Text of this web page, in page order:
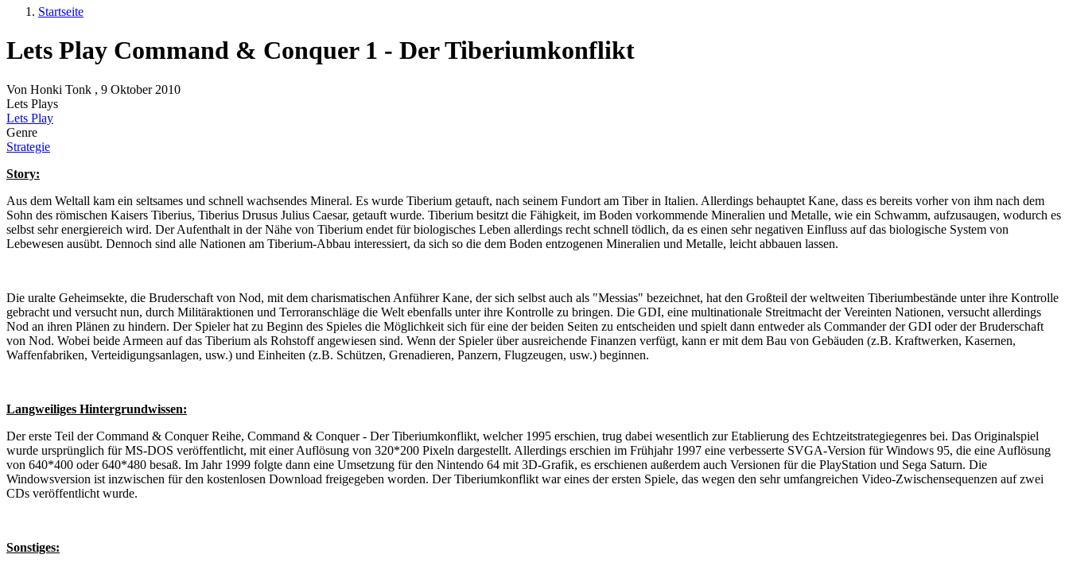
Startseite
Lets Play Command & Conquer 1 - Der Tiberiumkonflikt
Von Honki Tonk , 9 Oktober 2010
Lets Plays
Lets Play
Genre
Strategie
Story:
Aus dem Weltall kam ein seltsames und schnell wachsendes Mineral. Es wurde Tiberium getauft, nach seinem Fundort am Tiber in Italien. Allerdings behauptet Kane, dass es bereits vorher von ihm nach dem
Sohn des römischen Kaisers Tiberius, Tiberius Drusus Julius Caesar, getauft wurde. Tiberium besitzt die Fähigkeit, im Boden vorkommende Mineralien und Metalle, wie ein Schwamm, aufzusaugen, wodurch es
selbst sehr energiereich wird. Der Aufenthalt in der Nähe von Tiberium endet für biologisches Leben allerdings recht schnell tödlich, da es einen sehr negativen Einfluss auf das biologische System von
Lebewesen ausübt. Dennoch sind alle Nationen am Tiberium-Abbau interessiert, da sich so die dem Boden entzogenen Mineralien und Metalle, leicht abbauen lassen.
Die uralte Geheimsekte, die Bruderschaft von Nod, mit dem charismatischen Anführer Kane, der sich selbst auch als "Messias" bezeichnet, hat den Großteil der weltweiten Tiberiumbestände unter ihre Kontrolle
gebracht und versucht nun, durch Militäraktionen und Terroranschläge die Welt ebenfalls unter ihre Kontrolle zu bringen. Die GDI, eine multinationale Streitmacht der Vereinten Nationen, versucht allerdings
Nod an ihren Plänen zu hindern. Der Spieler hat zu Beginn des Spieles die Möglichkeit sich für eine der beiden Seiten zu entscheiden und spielt dann entweder als Commander der GDI oder der Bruderschaft
von Nod. Wobei beide Armeen auf das Tiberium als Rohstoff angewiesen sind. Wenn der Spieler über ausreichende Finanzen verfügt, kann er mit dem Bau von Gebäuden (z.B. Kraftwerken, Kasernen,
Waffenfabriken, Verteidigungsanlagen, usw.) und Einheiten (z.B. Schützen, Grenadieren, Panzern, Flugzeugen, usw.) beginnen.
Langweiliges Hintergrundwissen:
Der erste Teil der Command & Conquer Reihe, Command & Conquer - Der Tiberiumkonflikt, welcher 1995 erschien, trug dabei wesentlich zur Etablierung des Echtzeitstrategiegenres bei. Das Originalspiel
wurde ursprünglich für MS-DOS veröffentlicht, mit einer Auflösung von 320*200 Pixeln dargestellt. Allerdings erschien im Frühjahr 1997 eine verbesserte SVGA-Version für Windows 95, die eine Auflösung
von 640*400 oder 640*480 besaß. Im Jahr 1999 folgte dann eine Umsetzung für den Nintendo 64 mit 3D-Grafik, es erschienen außerdem auch Versionen für die PlayStation und Sega Saturn. Die
Windowsversion ist inzwischen für den kostenlosen Download freigegeben worden. Der Tiberiumkonflikt war eines der ersten Spiele, das wegen den sehr umfangreichen Video-Zwischensequenzen auf zwei
CDs veröffentlicht wurde.
Sonstiges: